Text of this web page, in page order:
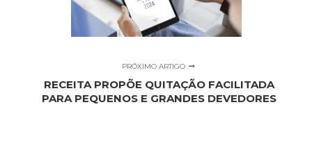
PRÓXIMO ARTIGO
RECEITA PROPÕE QUITAÇÃO FACILITADA
PARA PEQUENOS E GRANDES DEVEDORES